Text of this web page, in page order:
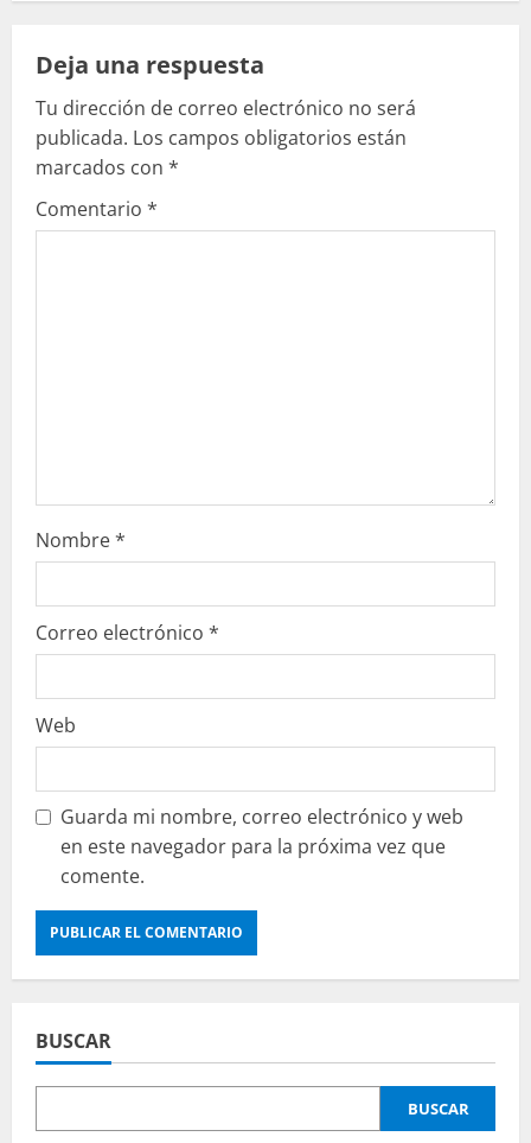
e
y
e
n
Deja una respuesta
Tu dirección de correo electrónico no será
publicada. Los campos obligatorios están
marcados con *
Comentario *
Nombre*
Correo electrónico *
Web
Guarda mi nombre, correo electrónico y web
en este navegador para la próxima vez que
comente.
BUSCAR
BUSCAR